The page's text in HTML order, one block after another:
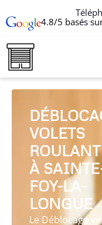
4.8/5 basés
VOLETS
ROULANT
À
FOY-LA-
LONGUE
Le Déblocage